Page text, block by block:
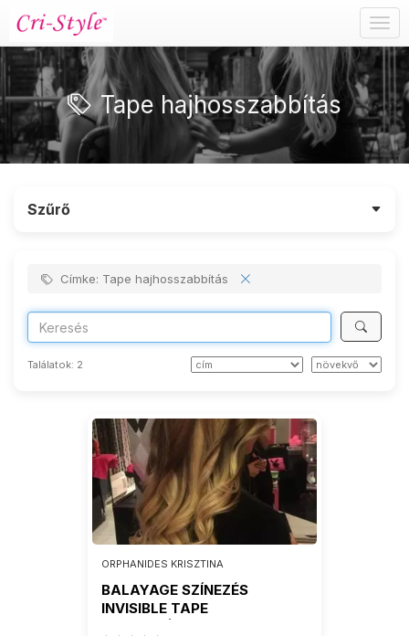
Tape hajhosszabbítás
Szűrő
Címke: Tape hajhosszabbítás
Találatok: 2
ORPHANIDES KRISZTINA
BALAYAGE SZÍNEZÉS
INVISIBLE TAPE